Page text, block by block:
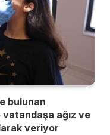
bulunan
ağız ve
veriyor